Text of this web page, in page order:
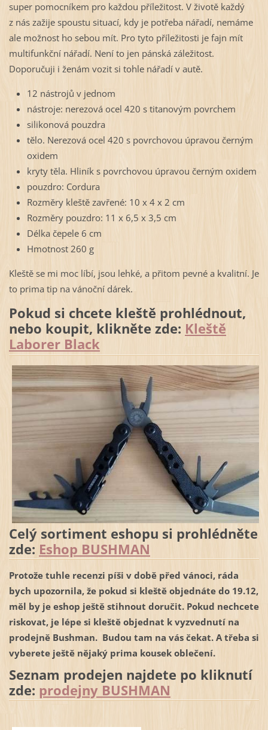
super pomocníkem pro každou příležitost. V životě každý
z nás zažije spoustu situací, kdy je potřeba nářadí, nemáme
ale možnost ho sebou mít. Pro tyto příležitosti je fajn mít
multifunkční nářadí. Není to jen pánská záležitost.
Doporučuji i ženám vozit si tohle nářadí v autě.
12 nástrojů v jednom
nástroje: nerezová ocel 420 s titanovým povrchem
silikonová pouzdra
tělo. Nerezová ocel 420 s povrchovou úpravou černým
oxidem
kryty těla. Hliník s povrchovou úpravou černým oxidem
pouzdro: Cordura
Rozměry kleště zavřené: 10 x 4 x 2 cm
Rozměry pouzdro: 11 x 6,5 x 3,5 cm
Délka čepele 6 cm
Hmotnost 260 g
Kleště se mi moc líbí, jsou lehké, a přitom pevné a kvalitní. Je
to prima tip na vánoční dárek.
Pokud si chcete kleště prohlédnout,
nebo koupit, klikněte zde: Kleště
Laborer Black
Celý sortiment eshopu si prohlédněte
zde: Eshop BUSHMAN
Protože tuhle recenzi píši v době před vánoci, ráda
bych upozornila, že pokud si kleště objednáte do 19.12,
měl by je eshop ještě stihnout doručit. Pokud nechcete
riskovat, je lépe si kleště objednat k vyzvednutí na
prodejně Bushman. Budou tam na vás čekat. A třeba si
vyberete ještě nějaký prima kousek oblečení.
Seznam prodejen najdete po kliknutí
zde: prodejny BUSHMAN